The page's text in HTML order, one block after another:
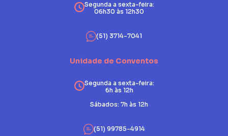
Segunda a sexta-feira:
06h30 às 12h30
(51) 3714-7041
Unidade de Conventos
Segunda a sexta-feira:
6h às 12h
Sábados: 7h às 12h
(51) 99785-4914